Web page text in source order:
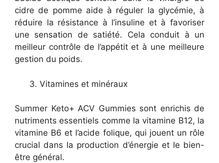
cidre de pomme aide à réguler la glycémie, à
réduire la résistance à l’insuline et à favoriser
une sensation de satiété. Cela conduit à un
meilleur contrôle de l’appétit et à une meilleure
gestion du poids.
Vitamines et minéraux
Summer Keto+ ACV Gummies sont enrichis de
nutriments essentiels comme la vitamine B12, la
vitamine B6 et l’acide folique, qui jouent un rôle
crucial dans la production d’énergie et le bien-
être général.